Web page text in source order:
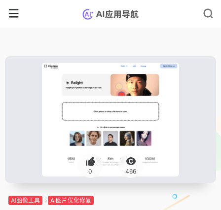
0 466
AI图像工具 AI图片优化修复